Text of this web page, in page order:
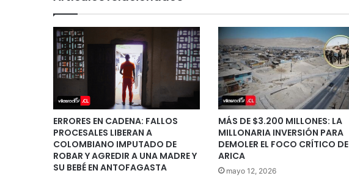
ERRORES EN CADENA: FALLOS
PROCESALES LIBERAN A
COLOMBIANO IMPUTADO DE
ROBAR Y AGREDIR A UNA MADRE Y
SU BEBÉ EN ANTOFAGASTA
MÁS DE $3.200 MILLONES: LA
MILLONARIA INVERSIÓN PARA
DEMOLER EL FOCO CRÍTICO DE
ARICA
mayo 12, 2026